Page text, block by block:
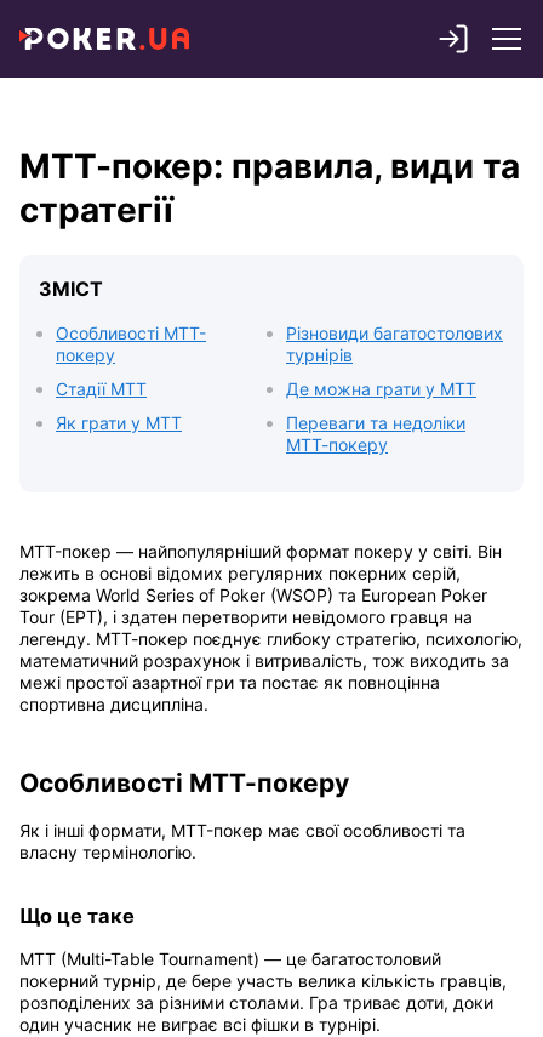
МТТ-покер: правила, види та
стратегії
ЗМІСТ
Особливості МТТ-
покеру
Різновиди багатостолових
турнірів
Стадії МТТ
Де можна грати у MTT
Як грати у МТТ
Переваги та недоліки
МТТ-покеру
MTT-покер — найпопулярніший формат покеру у світі. Він
лежить в основі відомих регулярних покерних серій,
зокрема World Series of Poker (WSOP) та European Poker
Tour (EPT), і здатен перетворити невідомого гравця на
легенду. МТТ-покер поєднує глибоку стратегію, психологію,
математичний розрахунок і витривалість, тож виходить за
межі простої азартної гри та постає як повноцінна
спортивна дисципліна.
Особливості МТТ-покеру
Як і інші формати, MTT-покер має свої особливості та
власну термінологію.
Що це таке
МТТ (Multi-Table Tournament) — це багатостоловий
покерний турнір, де бере участь велика кількість гравців,
розподілених за різними столами. Гра триває доти, доки
один учасник не виграє всі фішки в турнірі.